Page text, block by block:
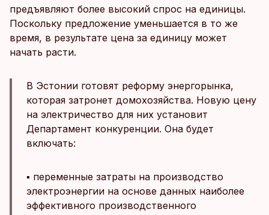
предъявляют более высокий спрос на единицы.
Поскольку предложение уменьшается в то же
время, в результате цена за единицу может
начать расти.
В Эстонии готовят реформу энергорынка,
которая затронет домохозяйства. Новую цену
на электричество для них установит
Департамент конкуренции. Она будет
включать:
▪️ переменные затраты на производство
электроэнергии на основе данных наиболее
эффективного производственного